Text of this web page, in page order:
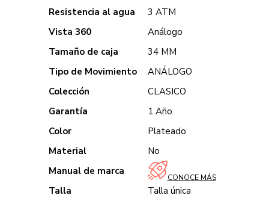
Resistencia al agua
3 ATM
Vista 360
Análogo
Tamaño de caja
34 MM
Tipo de Movimiento
ANÁLOGO
Colección
CLASICO
Garantía
1 Año
Color
Plateado
Material
No
Manual de marca
CONOCE MÁS
Talla Talla única